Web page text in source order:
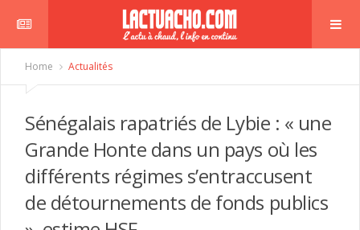
Home Actualités
Sénégalais rapatriés de Lybie : « une
Grande Honte dans un pays où les
différents régimes s’entraccusent
de détournements de fonds publics